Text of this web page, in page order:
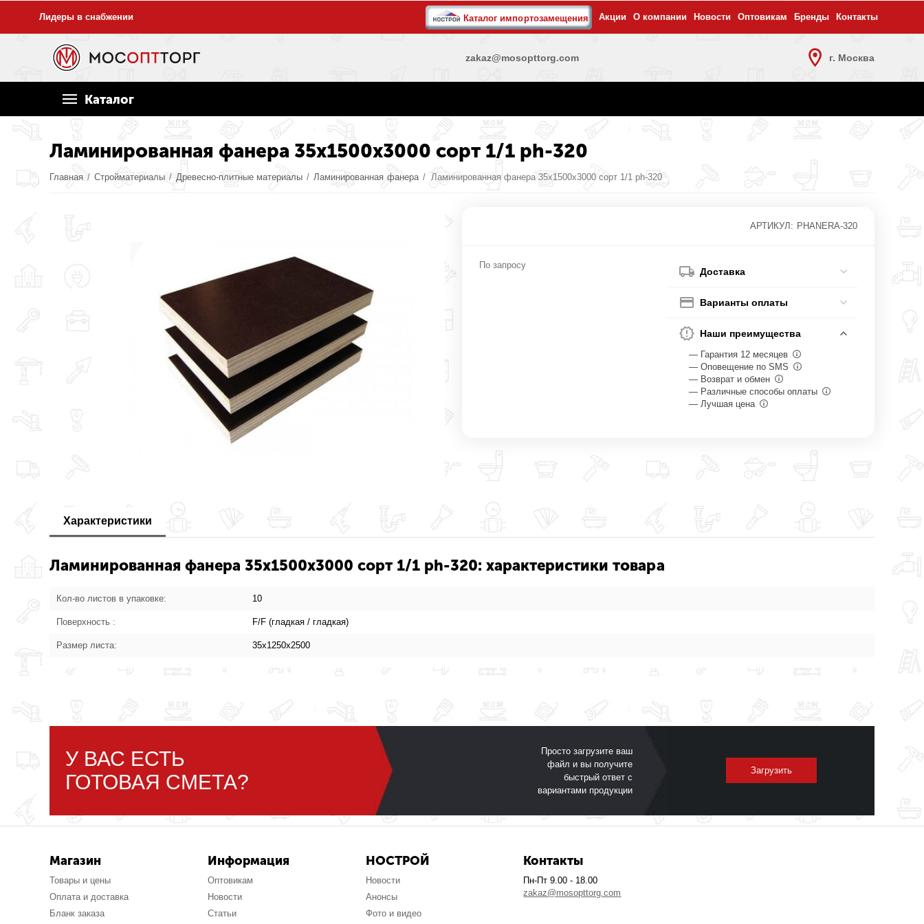
Лидеры в снабжении Каталог импортозамещения Акции О компании Новости Оптовикам Бренды Контакты
zakaz@mosopttorg.com г. Москва
Каталог
Ламинированная фанера 35x1500x3000 сорт 1/1 ph-320
Главная / Стройматериалы / Древесно-плитные материалы / Ламинированная фанера / Ламинированная фанера 35x1500x3000 сорт 1/1 ph-320
АРТИКУЛ: PHANERA-320
По запросу
Доставка
Варианты оплаты
Наши преимущества
— Гарантия 12 месяцев
— Оповещение по SMS
— Возврат и обмен
— Различные способы оплаты
— Лучшая цена
Характеристики
Ламинированная фанера 35x1500x3000 сорт 1/1 ph-320: характеристики товара
Кол-во листов в упаковке: 10
Поверхность : F/F (гладкая / гладкая)
Размер листа: 35x1250x2500
У ВАС ЕСТЬ
ГОТОВАЯ СМЕТА?
Просто загрузите ваш
файл и вы получите
быстрый ответ с
вариантами продукции
Загрузить
Магазин
Товары и цены
Оплата и доставка
Бланк заказа
Информация
Оптовикам
Новости
Статьи
НОСТРОЙ
Новости
Анонсы
Фото и видео
Контакты
Пн-Пт 9.00 - 18.00
zakaz@mosopttorg.com